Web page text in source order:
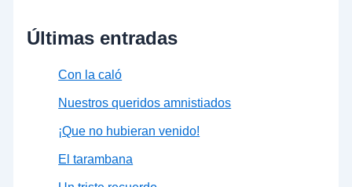
Últimas entradas
Con la caló
Nuestros queridos amnistiados
¡Que no hubieran venido!
El tarambana